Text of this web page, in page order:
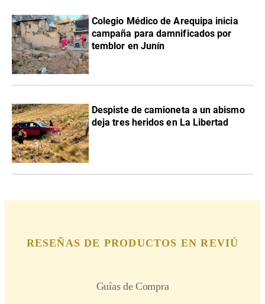
Colegio Médico de Arequipa inicia
campaña para damnificados por
temblor en Junín
Despiste de camioneta a un abismo
deja tres heridos en La Libertad